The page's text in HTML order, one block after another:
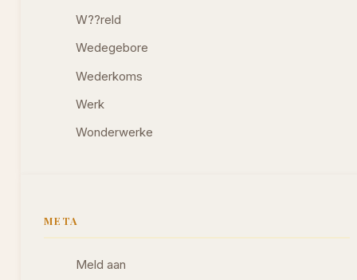
W??reld
Wedegebore
Wederkoms
Werk
Wonderwerke
META
Meld aan